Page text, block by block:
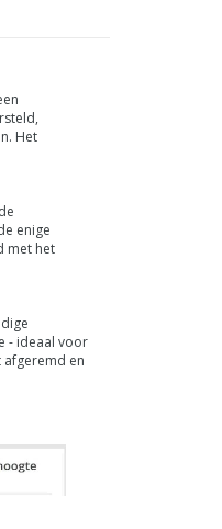
Het
enige
met het
- ideaal voor
afgeremd en